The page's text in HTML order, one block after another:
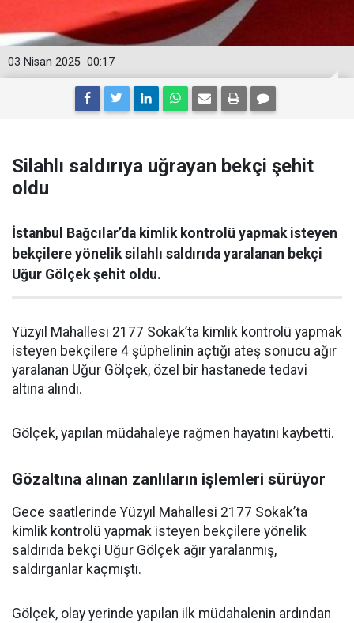
00:17
03 Nisan 2025
Silahlı saldırıya uğrayan bekçi şehit
oldu
İstanbul Bağcılar’da kimlik kontrolü yapmak isteyen
bekçilere yönelik silahlı saldırıda yaralanan bekçi
Uğur Gölçek şehit oldu.
Yüzyıl Mahallesi 2177 Sokak’ta kimlik kontrolü yapmak
isteyen bekçilere 4 şüphelinin açtığı ateş sonucu ağır
yaralanan Uğur Gölçek, özel bir hastanede tedavi
altına alındı.
Gölçek, yapılan müdahaleye rağmen hayatını kaybetti.
Gözaltına alınan zanlıların işlemleri sürüyor
Gece saatlerinde Yüzyıl Mahallesi 2177 Sokak’ta
kimlik kontrolü yapmak isteyen bekçilere yönelik
saldırıda bekçi Uğur Gölçek ağır yaralanmış,
saldırganlar kaçmıştı.
Gölçek, olay yerinde yapılan ilk müdahalenin ardından